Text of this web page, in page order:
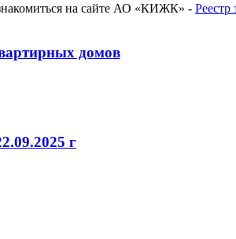
на сайте АО «КИЖК» - Реестр
домов
г